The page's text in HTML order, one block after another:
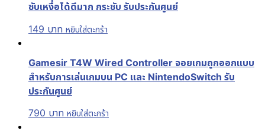
ซับเหงื่อได้ดีมาก กระชับ รับประกันศูนย์
149 บาท หยิบใส่ตะกร้า
Gamesir T4W Wired Controller จอยเกมถูกออกแบบ
สำหรับการเล่นเกมบน PC และ NintendoSwitch รับ
ประกันศูนย์
790 บาท หยิบใส่ตะกร้า